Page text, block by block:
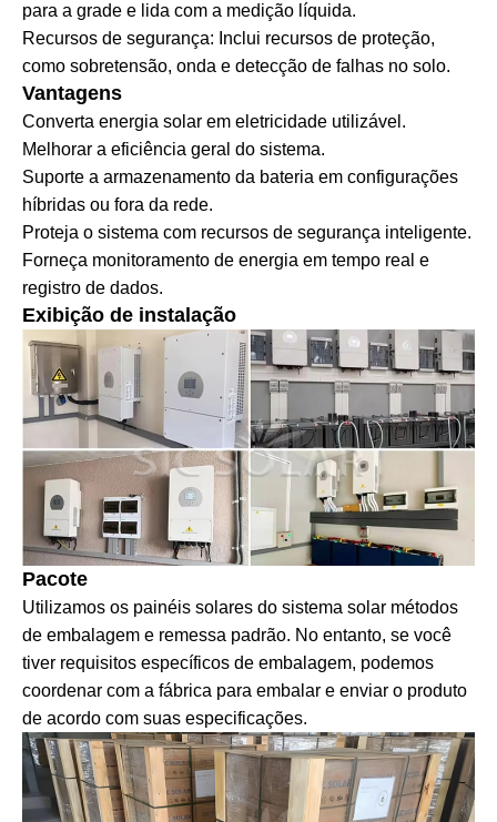
para a grade e lida com a medição líquida.
Recursos de segurança: Inclui recursos de proteção,
como sobretensão, onda e detecção de falhas no solo.
Vantagens
Converta energia solar em eletricidade utilizável.
Melhorar a eficiência geral do sistema.
Suporte a armazenamento da bateria em configurações
híbridas ou fora da rede.
Proteja o sistema com recursos de segurança inteligente.
Forneça monitoramento de energia em tempo real e
registro de dados.
Exibição de instalação
Pacote
Utilizamos os painéis solares do sistema solar métodos
de embalagem e remessa padrão. No entanto, se você
tiver requisitos específicos de embalagem, podemos
coordenar com a fábrica para embalar e enviar o produto
de acordo com suas especificações.